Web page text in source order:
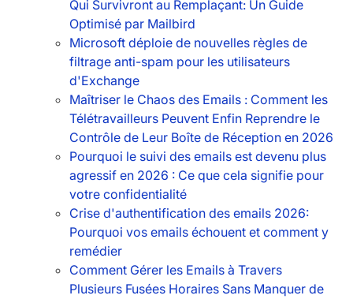
Qui Survivront au Remplaçant: Un Guide
Optimisé par Mailbird
Microsoft déploie de nouvelles règles de
filtrage anti-spam pour les utilisateurs
d'Exchange
Maîtriser le Chaos des Emails : Comment les
Télétravailleurs Peuvent Enfin Reprendre le
Contrôle de Leur Boîte de Réception en 2026
Pourquoi le suivi des emails est devenu plus
agressif en 2026 : Ce que cela signifie pour
votre confidentialité
Crise d'authentification des emails 2026:
Pourquoi vos emails échouent et comment y
remédier
Comment Gérer les Emails à Travers
Plusieurs Fusées Horaires Sans Manquer de